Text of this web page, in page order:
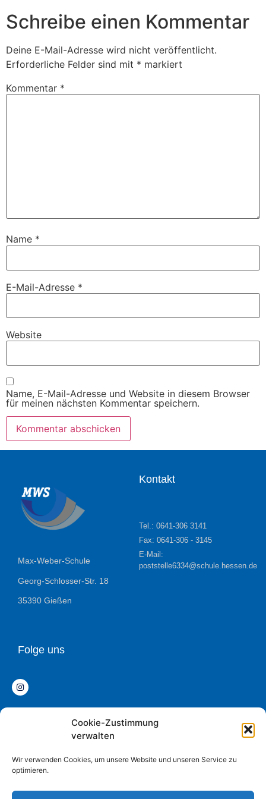
Cookie-Zustimmung
verwalten
Wir verwenden Cookies, um unsere Website und unseren Service zu
optimieren.
Schreibe einen Kommentar
Deine E-Mail-Adresse wird nicht veröffentlicht.
Erforderliche Felder sind mit * markiert
Kommentar *
Name *
E-Mail-Adresse *
Website
Name, E-Mail-Adresse und Website in diesem Browser
für meinen nächsten Kommentar speichern.
Max-Weber-Schule
Georg-Schlosser-Str. 18
35390 Gießen
Kontakt
Tel.: 0641-306 3141
Fax: 0641-306 - 3145
E-Mail:
poststelle6334@schule.hessen.de
Folge uns
Datenschutz